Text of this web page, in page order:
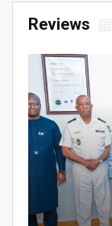
Reviews